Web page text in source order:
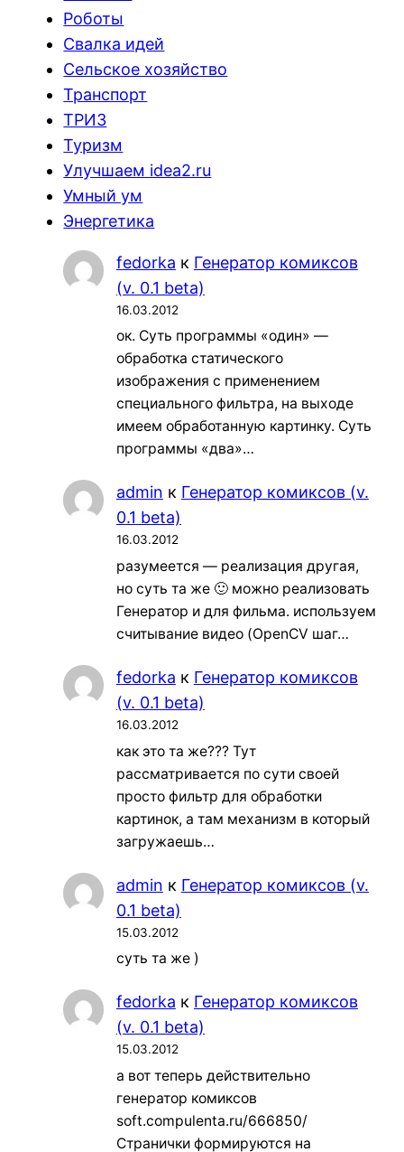
Роботы
Свалка идей
Сельское хозяйство
Транспорт
ТРИЗ
Туризм
Улучшаем idea2.ru
Умный ум
Энергетика
fedorka к Генератор комиксов
(v. 0.1 beta)
16.03.2012
ок. Суть программы «один» —
обработка статического
изображения с применением
специального фильтра, на выходе
имеем обработанную картинку. Суть
программы «два»…
admin к Генератор комиксов (v.
0.1 beta)
16.03.2012
разумеется — реализация другая,
но суть та же 🙂 можно реализовать
Генератор и для фильма. используем
считывание видео (OpenCV шаг…
fedorka к Генератор комиксов
(v. 0.1 beta)
16.03.2012
как это та же??? Тут
рассматривается по сути своей
просто фильтр для обработки
картинок, а там механизм в который
загружаешь…
admin к Генератор комиксов (v.
0.1 beta)
15.03.2012
суть та же )
fedorka к Генератор комиксов
(v. 0.1 beta)
15.03.2012
а вот теперь действительно
генератор комиксов
soft.compulenta.ru/666850/
Странички формируются на